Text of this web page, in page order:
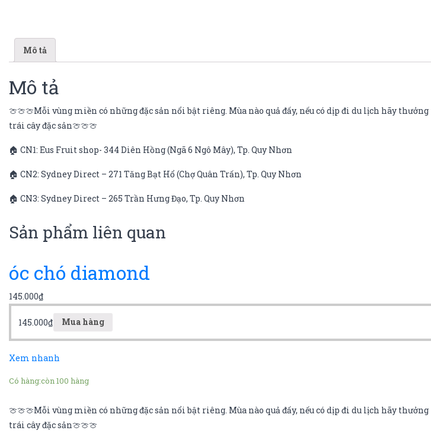
Mô tả
Mô tả
🍈🍈🍈Mỗi vùng miền có những đặc sản nổi bật riêng. Mùa nào quả đấy, nếu có dịp đi du lịch hãy
trái cây đặc sản🍈🍈🍈
🏠 CN1: Eus Fruit shop- 344 Diên Hồng (Ngã 6 Ngô Mây), Tp. Quy Nhơn
🏠 CN2: Sydney Direct – 271 Tăng Bạt Hổ (Chợ Quân Trấn), Tp. Quy Nhơn
🏠 CN3: Sydney Direct – 265 Trần Hưng Đạo, Tp. Quy Nhơn
Sản phẩm liên quan
óc chó diamond
145.000₫
145.000₫ Mua hàng
Xem nhanh
Có hàng:còn 100 hàng
🍈🍈🍈Mỗi vùng miền có những đặc sản nổi bật riêng. Mùa nào quả đấy, nếu có dịp đi du lịch hãy
trái cây đặc sản🍈🍈🍈